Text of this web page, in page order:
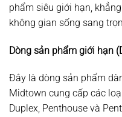
phẩm siêu giới hạn,
không gian sống sang
Dòng sản phẩm giới hạn
Đây là dòng sản phẩm
Midtown cung cấp các
Duplex, Penthouse và